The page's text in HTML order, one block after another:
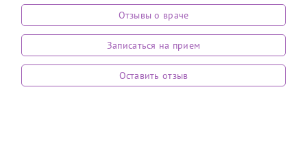
Отзывы о враче
Записаться на прием
Оставить отзыв
Оставить отзыв
Принимаю условияСоглашения на обработку
персональных данных